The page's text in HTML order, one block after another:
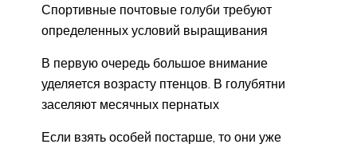
Спортивные почтовые голуби требуют
определенных условий выращивания
В первую очередь большое внимание
уделяется возрасту птенцов. В голубятни
заселяют месячных пернатых
Если взять особей постарше, то они уже